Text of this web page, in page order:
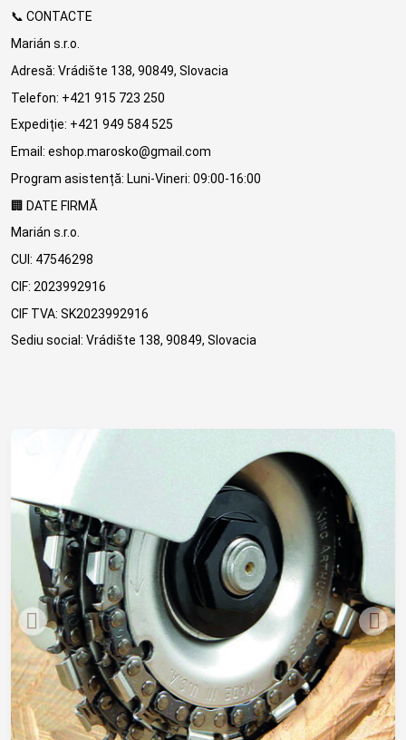
📞 CONTACTE
Marián s.r.o.
Adresă: Vrádište 138, 90849, Slovacia
Telefon: +421 915 723 250
Expediție: +421 949 584 525
Email: eshop.marosko@gmail.com
Program asistență: Luni-Vineri: 09:00-16:00
🏢 DATE FIRMĂ
Marián s.r.o.
CUI: 47546298
CIF: 2023992916
CIF TVA: SK2023992916
Sediu social: Vrádište 138, 90849, Slovacia